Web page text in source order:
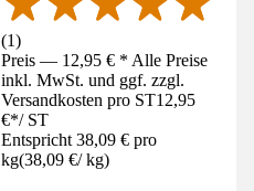
(1)
Preis — 12,95 € * Alle Preise
inkl. MwSt. und ggf. zzgl.
Versandkosten pro ST12,95
€*/ ST
Entspricht 38,09 € pro
kg(38,09 €/ kg)